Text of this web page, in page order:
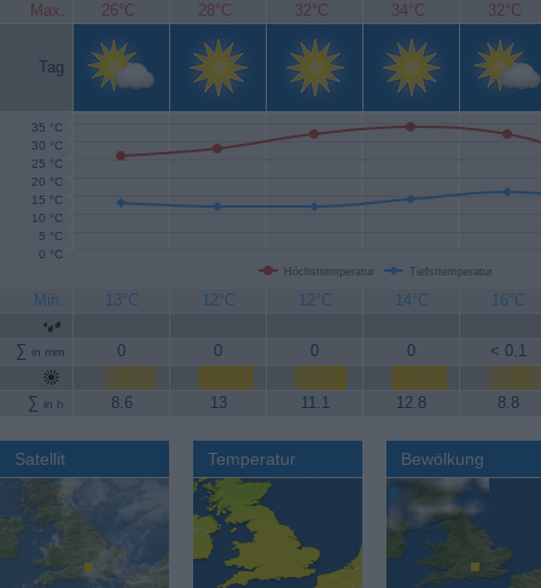
Max. 26°C 28°C 32°C 34°C 32°C
Tag
Höchsttemperatur Tiefsttemperatur
0 °C
5 °C
10 °C
15 °C
20 °C
25 °C
30 °C
35 °C
Min. 13°C 12°C 12°C 14°C 16°C
∑ in mm 0 0 0 0 < 0.1
∑ in h 8.6 13 11.1 12.8 8.8
Satellit Temperatur Bewölkung